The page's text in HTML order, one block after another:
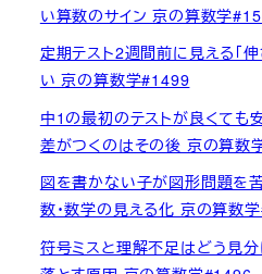
い算数のサイン 京の算数学
定期テスト2週間前に見える「伸
い 京の算数学#1499
中1の最初のテストが良くても
差がつくのはその後 京の算数
図を書かない子が図形問題
数・数学の見える化 京の算数
符号ミスと理解不足はどう見